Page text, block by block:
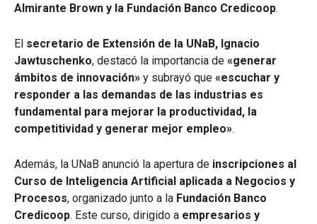
Almirante Brown y la Fundación Banco Credicoop.
El secretario de Extensión de la UNaB, Ignacio
Jawtuschenko, destacó la importancia de «generar
ámbitos de innovación» y subrayó que «escuchar y
responder a las demandas de las industrias es
fundamental para mejorar la productividad, la
competitividad y generar mejor empleo».
Además, la UNaB anunció la apertura de inscripciones al
Curso de Inteligencia Artificial aplicada a Negocios y
Procesos, organizado junto a la Fundación Banco
Credicoop. Este curso, dirigido a empresarios y